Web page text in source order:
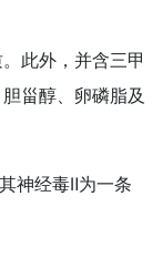
此外，并含三甲
甾醇、卵磷脂及
神经毒Ⅱ为一条